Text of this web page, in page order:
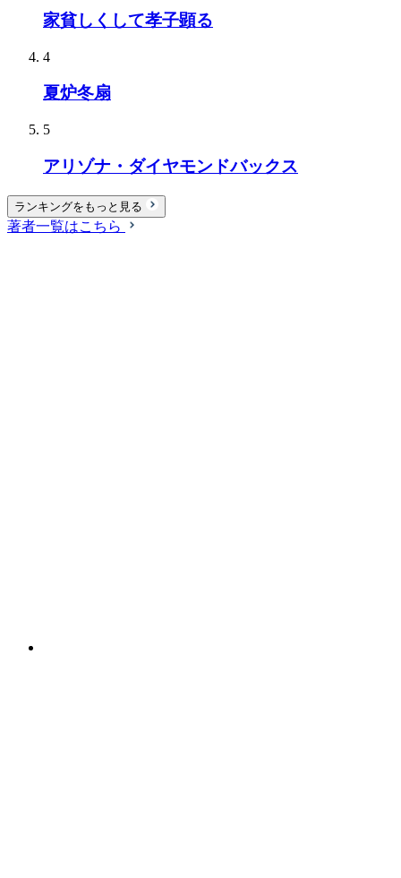
家貧しくして孝子顕る
4
夏炉冬扇
5
アリゾナ・ダイヤモンドバックス
ランキングをもっと見る
著者一覧はこちら